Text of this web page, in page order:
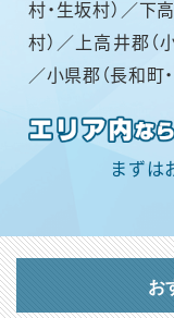
村・生坂村）／下
村）／上高井郡（
／小県郡（長和町
まずは